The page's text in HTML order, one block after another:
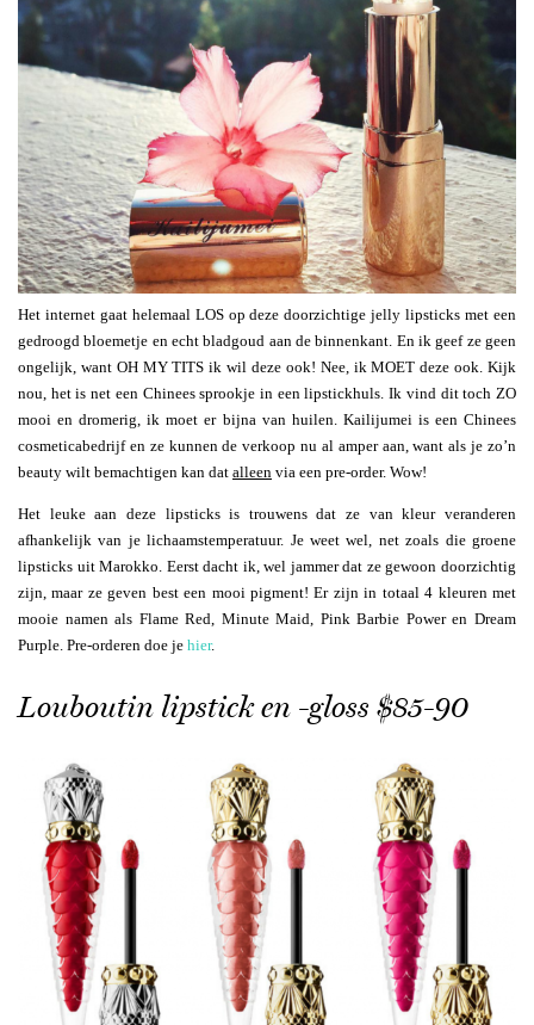
Het internet gaat helemaal LOS op deze doorzichtige jelly lipsticks met een
gedroogd bloemetje en echt bladgoud aan de binnenkant. En ik geef ze geen
ongelijk, want OH MY TITS ik wil deze ook! Nee, ik MOET deze ook. Kijk
nou, het is net een Chinees sprookje in een lipstickhuls. Ik vind dit toch ZO
mooi en dromerig, ik moet er bijna van huilen. Kailijumei is een Chinees
cosmeticabedrijf en ze kunnen de verkoop nu al amper aan, want als je zo’n
beauty wilt bemachtigen kan dat alleen via een pre-order. Wow!
Het leuke aan deze lipsticks is trouwens dat ze van kleur veranderen
afhankelijk van je lichaamstemperatuur. Je weet wel, net zoals die groene
lipsticks uit Marokko. Eerst dacht ik, wel jammer dat ze gewoon doorzichtig
zijn, maar ze geven best een mooi pigment! Er zijn in totaal 4 kleuren met
mooie namen als Flame Red, Minute Maid, Pink Barbie Power en Dream
Purple. Pre-orderen doe je hier.
Louboutin lipstick en -gloss $85-90